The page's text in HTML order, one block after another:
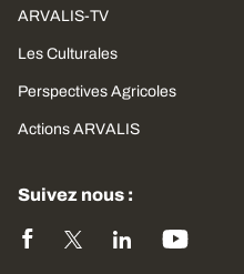
ARVALIS-TV
Les Culturales
Perspectives Agricoles
Actions ARVALIS
Suivez nous :